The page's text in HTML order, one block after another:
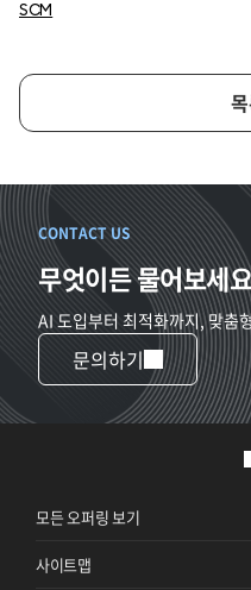
SCM
CONTACT US
무엇이든 물어보세
AI 도입부터 최적화까지, 맞춤
문의하기
모든 오퍼링 보기
사이트맵